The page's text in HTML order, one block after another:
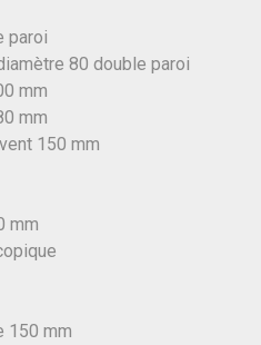
paroi
80 double paroi
mm
mm
150 mm
mm
150 mm